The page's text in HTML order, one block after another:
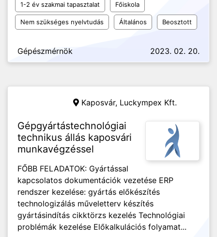
1-2 év szakmai tapasztalat Főiskola
Nem szükséges nyelvtudás Általános Beosztott
Gépészmérnök 2023. 02. 20.
Kaposvár, Luckympex Kft.
Gépgyártástechnológiai
technikus állás kaposvári
munkavégzéssel
FŐBB FELADATOK: Gyártással
kapcsolatos dokumentációk vezetése ERP
rendszer kezelése: gyártás előkészítés
technologizálás műveletterv készítés
gyártásindítás cikktörzs kezelés Technológiai
problémák kezelése Előkalkulációs folyamat...